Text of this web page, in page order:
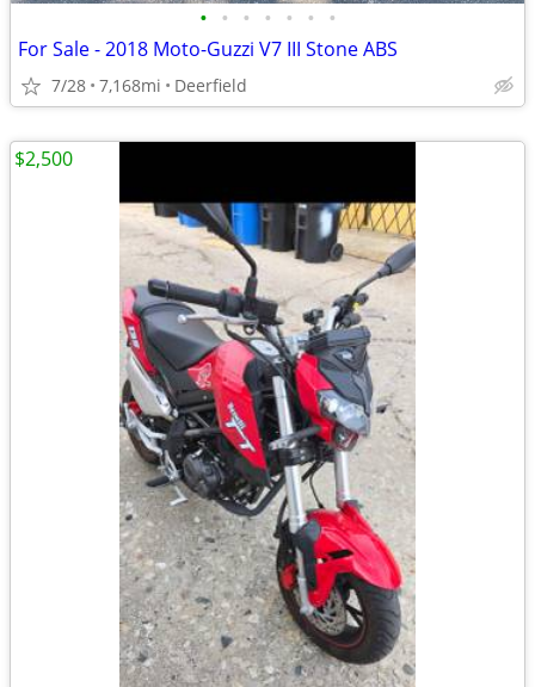
• • • • • • •
For Sale - 2018 Moto-Guzzi V7 III Stone ABS
7/28 7,168mi Deerfield
$2,500